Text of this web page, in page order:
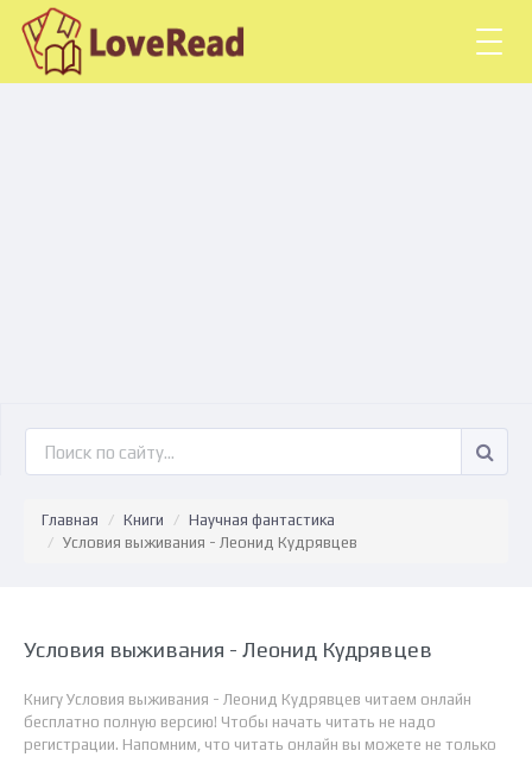
Главная Книги
Научная фантастика
Условия выживания - Леонид Кудрявцев
Условия выживания - Леонид Кудрявцев
Книгу Условия выживания - Леонид Кудрявцев читаем онлайн
бесплатно полную версию! Чтобы начать читать не надо
регистрации. Напомним, что читать онлайн вы можете не только